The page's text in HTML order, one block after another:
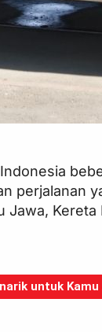
perjalanan
untuk Kamu